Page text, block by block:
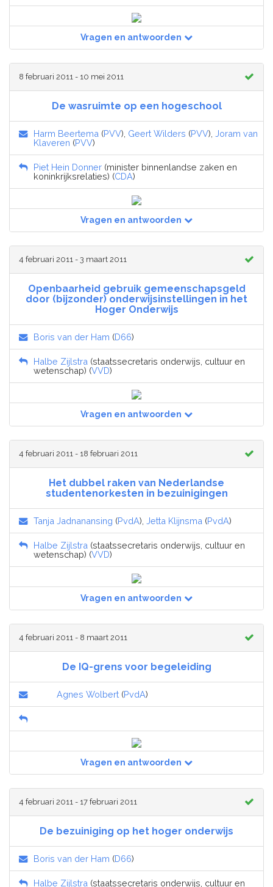
Vragen en antwoorden
8 februari 2011 - 10 mei 2011
De wasruimte op een hogeschool
Harm Beertema (PVV), Geert Wilders (PVV), Joram van
Klaveren (PVV)
Piet Hein Donner (minister binnenlandse zaken en
koninkrijksrelaties) (CDA)
Vragen en antwoorden
4 februari 2011 - 3 maart 2011
Openbaarheid gebruik gemeenschapsgeld
door (bijzonder) onderwijsinstellingen in het
Hoger Onderwijs
Boris van der Ham (D66)
Halbe Zijlstra (staatssecretaris onderwijs, cultuur en
wetenschap) (VVD)
Vragen en antwoorden
4 februari 2011 - 18 februari 2011
Het dubbel raken van Nederlandse
studentenorkesten in bezuinigingen
Tanja Jadnanansing (PvdA), Jetta Klijnsma (PvdA)
Halbe Zijlstra (staatssecretaris onderwijs, cultuur en
wetenschap) (VVD)
Vragen en antwoorden
4 februari 2011 - 8 maart 2011
De IQ-grens voor begeleiding
Agnes Wolbert (PvdA)
Vragen en antwoorden
4 februari 2011 - 17 februari 2011
De bezuiniging op het hoger onderwijs
Boris van der Ham (D66)
Halbe Zijlstra (staatssecretaris onderwijs, cultuur en